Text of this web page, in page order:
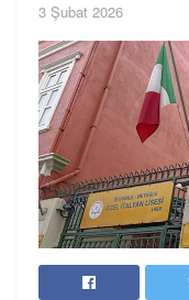
3 Şubat 2026